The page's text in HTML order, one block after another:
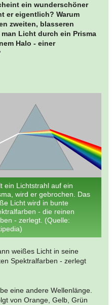
ein wunderschöner
er eigentlich? Warum
zweiten, blasseren
Licht durch ein Prisma
Halo - einer
ein Lichtstrahl auf ein
wird er gebrochen. Das
Licht wird in bunte
- die reinen
- zerlegt. (Quelle:
weißes Licht in seine
Spektralfarben - zerlegt
eine andere Wellenlänge.
von Orange, Gelb, Grün